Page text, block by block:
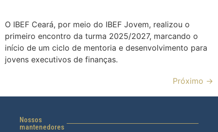
O IBEF Ceará, por meio do IBEF Jovem, realizou o
primeiro encontro da turma 2025/2027, marcando o
início de um ciclo de mentoria e desenvolvimento para
jovens executivos de finanças.
Próximo →
Nossos
mantenedores